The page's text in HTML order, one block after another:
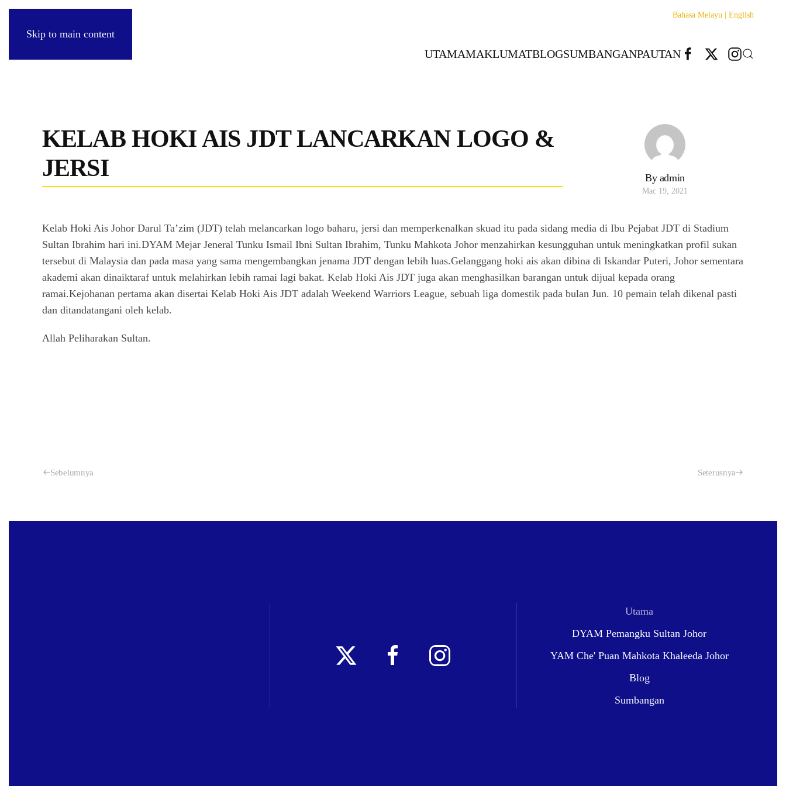
Skip to main content
Bahasa Melayu | English
UTAMAMAKLUMATBLOGSUMBANGANPAUTAN
KELAB HOKI AIS JDT LANCARKAN LOGO &
JERSI
By admin
Mac 19, 2021
Kelab Hoki Ais Johor Darul Ta’zim (JDT) telah melancarkan logo baharu, jersi dan memperkenalkan skuad itu pada sidang media di Ibu Pejabat JDT di Stadium
Sultan Ibrahim hari ini.DYAM Mejar Jeneral Tunku Ismail Ibni Sultan Ibrahim, Tunku Mahkota Johor menzahirkan kesungguhan untuk meningkatkan profil sukan
tersebut di Malaysia dan pada masa yang sama mengembangkan jenama JDT dengan lebih luas.Gelanggang hoki ais akan dibina di Iskandar Puteri, Johor sementara
akademi akan dinaiktaraf untuk melahirkan lebih ramai lagi bakat. Kelab Hoki Ais JDT juga akan menghasilkan barangan untuk dijual kepada orang
ramai.Kejohanan pertama akan disertai Kelab Hoki Ais JDT adalah Weekend Warriors League, sebuah liga domestik pada bulan Jun. 10 pemain telah dikenal pasti
dan ditandatangani oleh kelab.
Allah Peliharakan Sultan.
Sebelumnya Seterusnya
Utama
DYAM Pemangku Sultan Johor
YAM Che' Puan Mahkota Khaleeda Johor
Blog
Sumbangan